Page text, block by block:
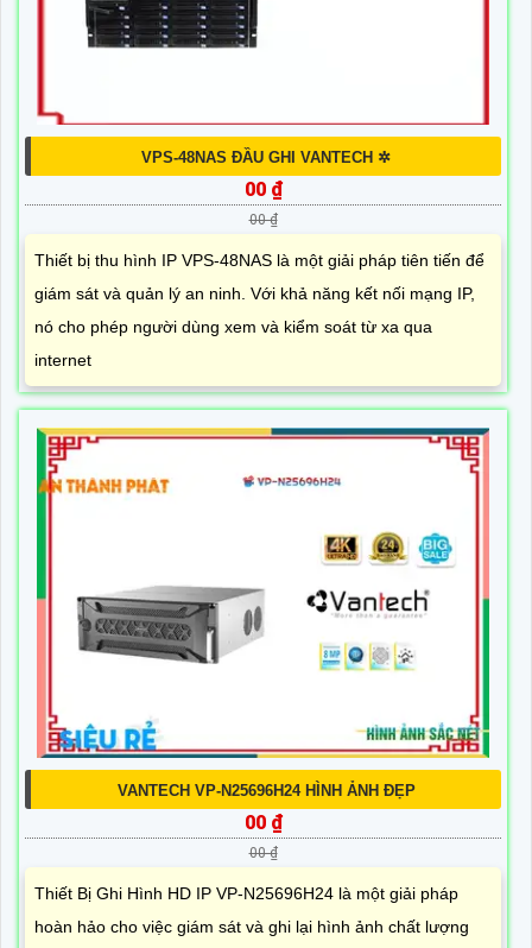
VPS-48NAS ĐẦU GHI VANTECH ✲
00 ₫
00 ₫
Thiết bị thu hình IP VPS-48NAS là một giải pháp tiên tiến để
giám sát và quản lý an ninh. Với khả năng kết nối mạng IP,
nó cho phép người dùng xem và kiểm soát từ xa qua
internet
VANTECH VP-N25696H24 HÌNH ẢNH ĐẸP
00 ₫
00 ₫
Thiết Bị Ghi Hình HD IP VP-N25696H24 là một giải pháp
hoàn hảo cho việc giám sát và ghi lại hình ảnh chất lượng